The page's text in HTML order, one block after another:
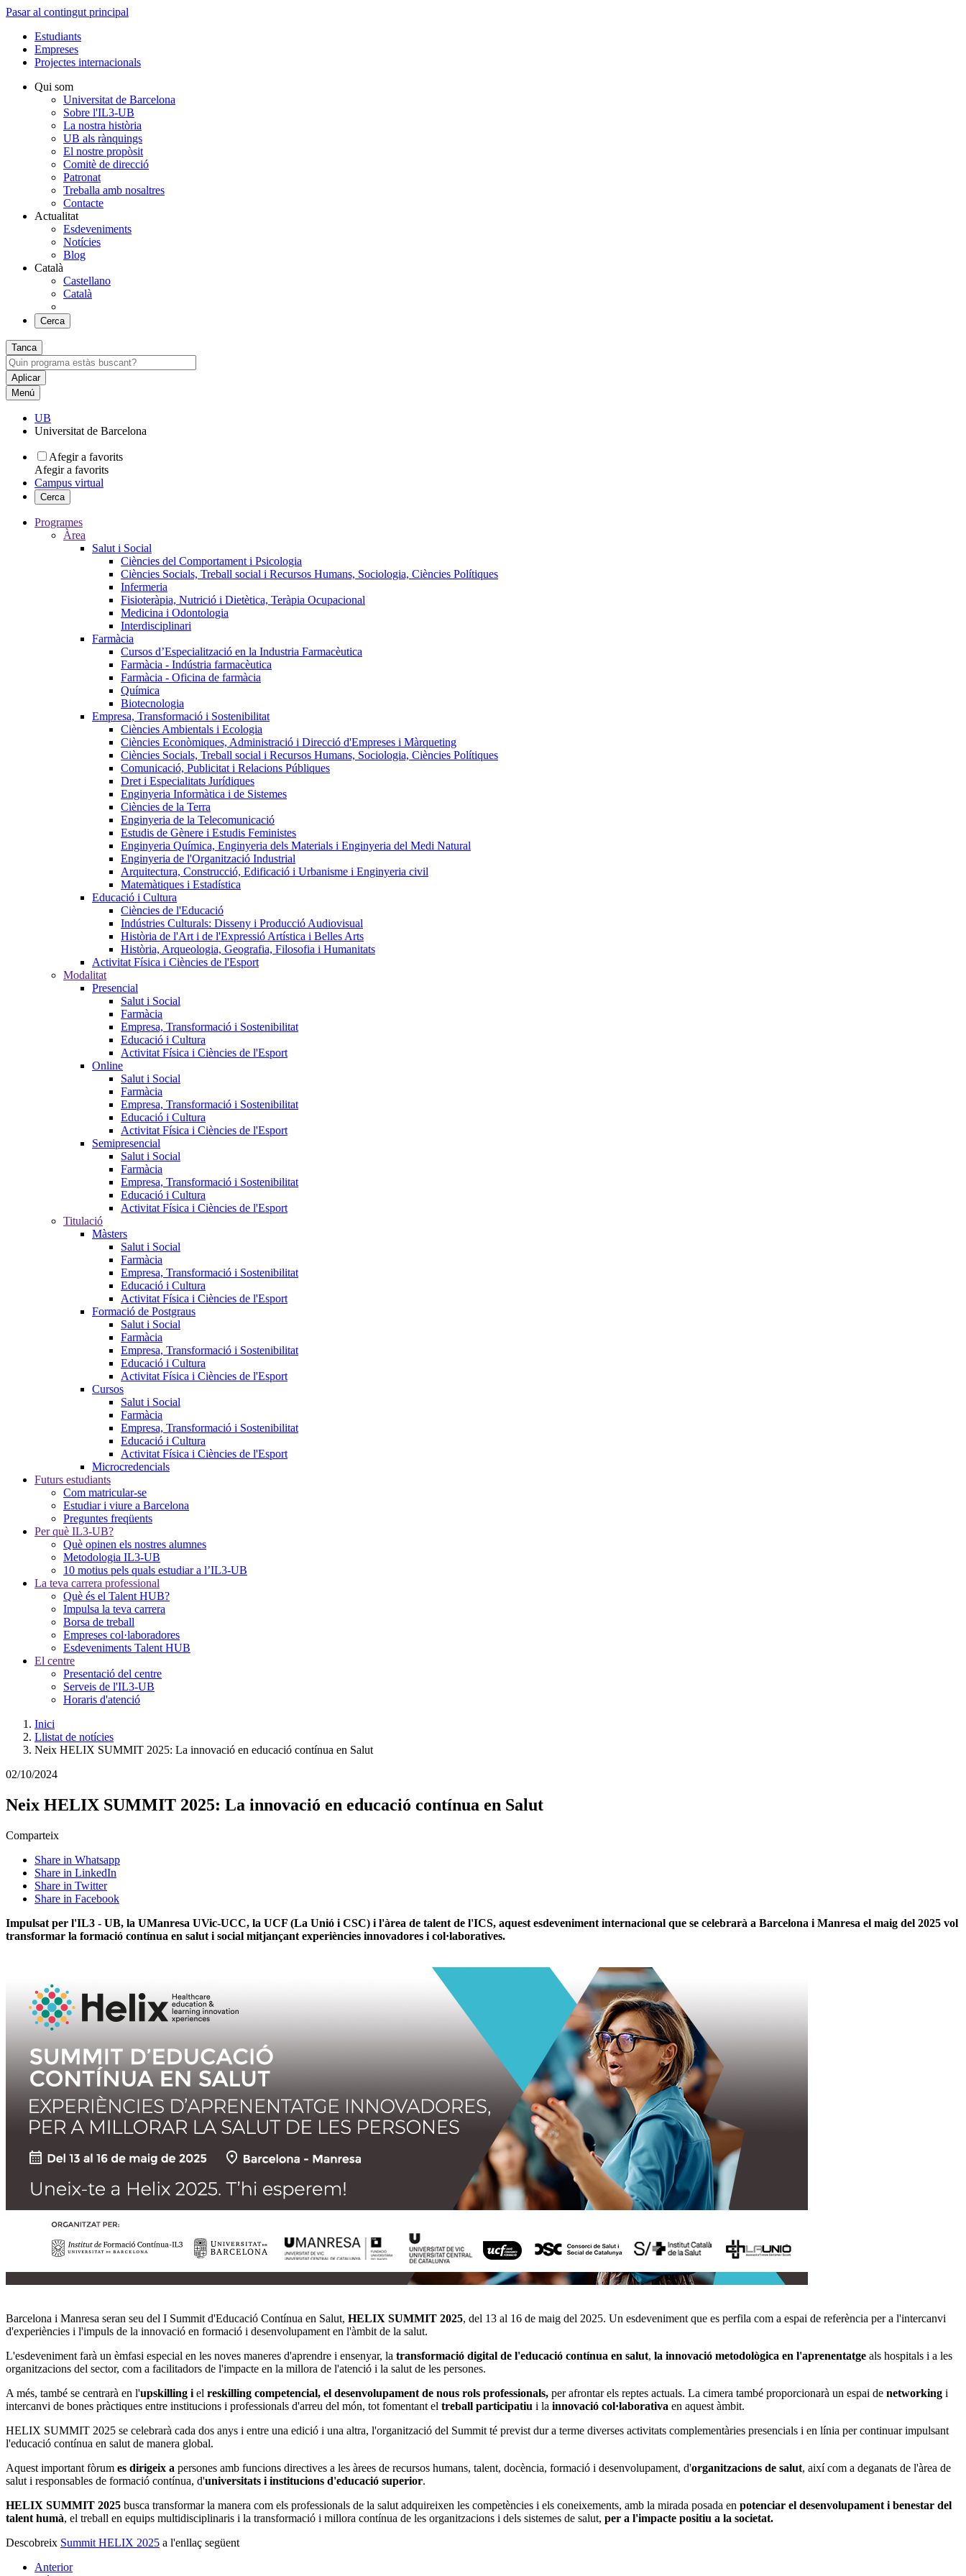
Pasar al contingut principal
Estudiants
Empreses
Projectes internacionals
Qui som
Universitat de Barcelona
Sobre l'IL3-UB
La nostra història
UB als rànquings
El nostre propòsit
Comitè de direcció
Patronat
Treballa amb nosaltres
Contacte
Actualitat
Esdeveniments
Notícies
Blog
Català
Castellano
Català
Cerca
Tanca
Menú
UB
Universitat de Barcelona
Afegir a favorits
Afegir a favorits
Campus virtual
Cerca
Programes
Àrea
Salut i Social
Ciències del Comportament i Psicologia
Ciències Socials, Treball social i Recursos Humans, Sociologia, Ciències Polítiques
Infermeria
Fisioteràpia, Nutrició i Dietètica, Teràpia Ocupacional
Medicina i Odontologia
Interdisciplinari
Farmàcia
Cursos d’Especialització en la Industria Farmacèutica
Farmàcia - Indústria farmacèutica
Farmàcia - Oficina de farmàcia
Química
Biotecnologia
Empresa, Transformació i Sostenibilitat
Ciències Ambientals i Ecologia
Ciències Econòmiques, Administració i Direcció d'Empreses i Màrqueting
Ciències Socials, Treball social i Recursos Humans, Sociologia, Ciències Polítiques
Comunicació, Publicitat i Relacions Públiques
Dret i Especialitats Jurídiques
Enginyeria Informàtica i de Sistemes
Ciències de la Terra
Enginyeria de la Telecomunicació
Estudis de Gènere i Estudis Feministes
Enginyeria Química, Enginyeria dels Materials i Enginyeria del Medi Natural
Enginyeria de l'Organització Industrial
Arquitectura, Construcció, Edificació i Urbanisme i Enginyeria civil
Matemàtiques i Estadística
Educació i Cultura
Ciències de l'Educació
Indústries Culturals: Disseny i Producció Audiovisual
Història de l'Art i de l'Expressió Artística i Belles Arts
Història, Arqueologia, Geografia, Filosofia i Humanitats
Activitat Física i Ciències de l'Esport
Modalitat
Presencial
Salut i Social
Farmàcia
Empresa, Transformació i Sostenibilitat
Educació i Cultura
Activitat Física i Ciències de l'Esport
Online
Salut i Social
Farmàcia
Empresa, Transformació i Sostenibilitat
Educació i Cultura
Activitat Física i Ciències de l'Esport
Semipresencial
Salut i Social
Farmàcia
Empresa, Transformació i Sostenibilitat
Educació i Cultura
Activitat Física i Ciències de l'Esport
Titulació
Màsters
Salut i Social
Farmàcia
Empresa, Transformació i Sostenibilitat
Educació i Cultura
Activitat Física i Ciències de l'Esport
Formació de Postgraus
Salut i Social
Farmàcia
Empresa, Transformació i Sostenibilitat
Educació i Cultura
Activitat Física i Ciències de l'Esport
Cursos
Salut i Social
Farmàcia
Empresa, Transformació i Sostenibilitat
Educació i Cultura
Activitat Física i Ciències de l'Esport
Microcredencials
Futurs estudiants
Com matricular-se
Estudiar i viure a Barcelona
Preguntes freqüents
Per què IL3-UB?
Què opinen els nostres alumnes
Metodologia IL3-UB
10 motius pels quals estudiar a l’IL3-UB
La teva carrera professional
Què és el Talent HUB?
Impulsa la teva carrera
Borsa de treball
Empreses col·laboradores
Esdeveniments Talent HUB
El centre
Presentació del centre
Serveis de l'IL3-UB
Horaris d'atenció
Inici
Llistat de notícies
Neix HELIX SUMMIT 2025: La innovació en educació contínua en Salut
02/10/2024
Neix HELIX SUMMIT 2025: La innovació en educació contínua en Salut
Comparteix
Share in Whatsapp
Share in LinkedIn
Share in Twitter
Share in Facebook
Impulsat per l'IL3 - UB, la UManresa UVic-UCC, la UCF (La Unió i CSC) i l'àrea de talent de l'ICS, aquest esdeveniment internacional que se celebrarà a Barcelona i Manresa el maig del 2025 vol
transformar la formació contínua en salut i social mitjançant experiències innovadores i col·laboratives.
Barcelona i Manresa seran seu del I Summit d'Educació Contínua en Salut, HELIX SUMMIT 2025, del 13 al 16 de maig del 2025. Un esdeveniment que es perfila com a espai de referència per a l'intercanvi
d'experiències i l'impuls de la innovació en formació i desenvolupament en l'àmbit de la salut.
L'esdeveniment farà un èmfasi especial en les noves maneres d'aprendre i ensenyar, la transformació digital de l'educació contínua en salut, la innovació metodològica en l'aprenentatge als hospitals i a les
organitzacions del sector, com a facilitadors de l'impacte en la millora de l'atenció i la salut de les persones.
A més, també se centrarà en l'upskilling i el reskilling competencial, el desenvolupament de nous rols professionals, per afrontar els reptes actuals. La cimera també proporcionarà un espai de networking i
intercanvi de bones pràctiques entre institucions i professionals d'arreu del món, tot fomentant el treball participatiu i la innovació col·laborativa en aquest àmbit.
HELIX SUMMIT 2025 se celebrarà cada dos anys i entre una edició i una altra, l'organització del Summit té previst dur a terme diverses activitats complementàries presencials i en línia per continuar impulsant
l'educació contínua en salut de manera global.
Aquest important fòrum es dirigeix a persones amb funcions directives a les àrees de recursos humans, talent, docència, formació i desenvolupament, d'organitzacions de salut, així com a deganats de l'àrea de
salut i responsables de formació contínua, d'universitats i institucions d'educació superior.
HELIX SUMMIT 2025 busca transformar la manera com els professionals de la salut adquireixen les competències i els coneixements, amb la mirada posada en potenciar el desenvolupament i benestar del
talent humà, el treball en equips multidisciplinaris i la transformació i millora contínua de les organitzacions i dels sistemes de salut, per a l'impacte positiu a la societat.
Descobreix Summit HELIX 2025 a l'enllaç següent
Anterior